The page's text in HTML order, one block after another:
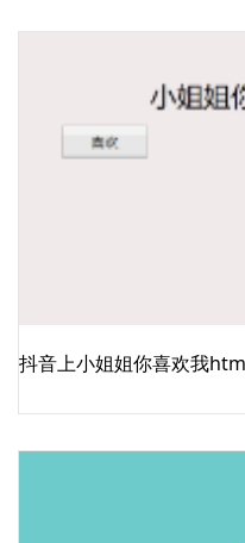
抖音上小姐姐你喜欢我